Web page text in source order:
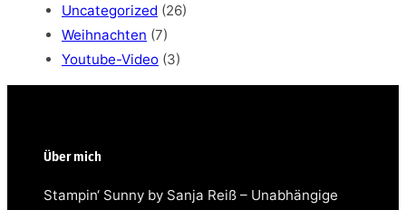
Uncategorized (26)
Weihnachten (7)
Youtube-Video (3)
Über mich
Stampin‘ Sunny by Sanja Reiß – Unabhängige